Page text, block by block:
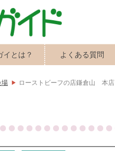
イとは？ よくある質問
場 ローストビーフの店鎌倉山 本店